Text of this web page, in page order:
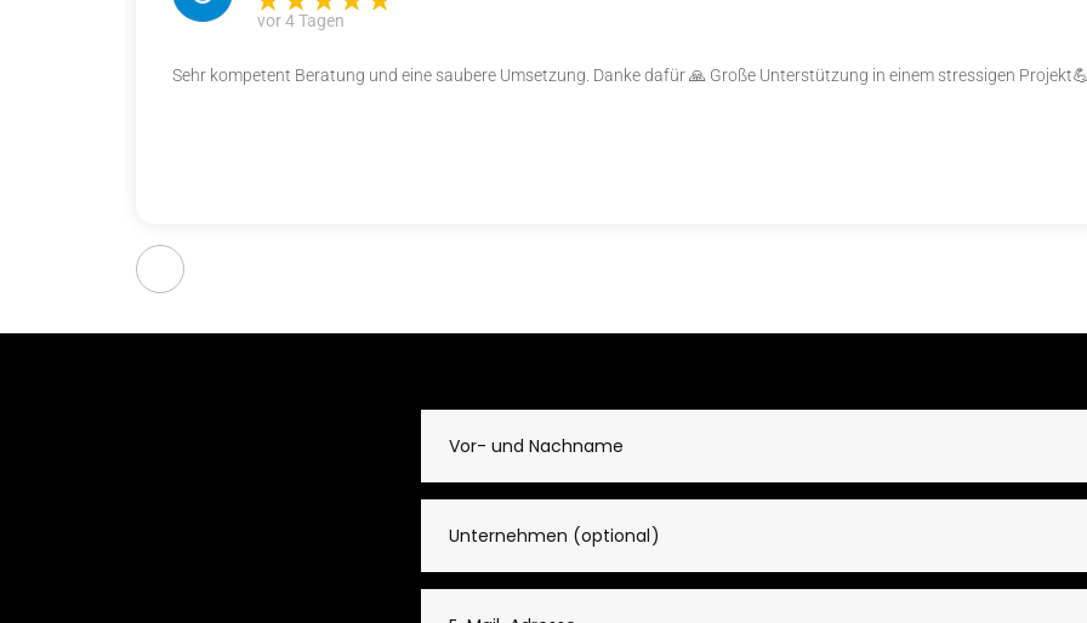
vor 4 Tagen
Sehr kompetent Beratung und eine saubere Umsetzung. Danke dafür 🙏 Große Unterstützung in einem stressigen Projekt💪